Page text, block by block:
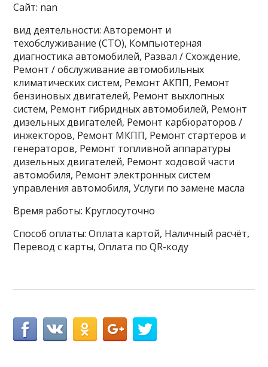
Сайт: nan
вид деятельности: Авторемонт и
техобслуживание (СТО), Компьютерная
диагностика автомобилей, Развал / Схождение,
Ремонт / обслуживание автомобильных
климатических систем, Ремонт АКПП, Ремонт
бензиновых двигателей, Ремонт выхлопных
систем, Ремонт гибридных автомобилей, Ремонт
дизельных двигателей, Ремонт карбюраторов /
инжекторов, Ремонт МКПП, Ремонт стартеров и
генераторов, Ремонт топливной аппаратуры
дизельных двигателей, Ремонт ходовой части
автомобиля, Ремонт электронных систем
управления автомобиля, Услуги по замене масла
Время работы: Круглосуточно
Способ оплаты: Оплата картой, Наличный расчёт,
Перевод с карты, Оплата по QR-коду